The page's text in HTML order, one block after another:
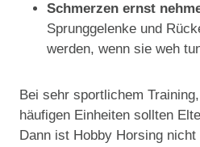
Schmerzen ernst
Sprunggelenke und
werden, wenn sie weh
Bei sehr sportlichem
häufigen Einheiten sollten
Dann ist Hobby Horsing